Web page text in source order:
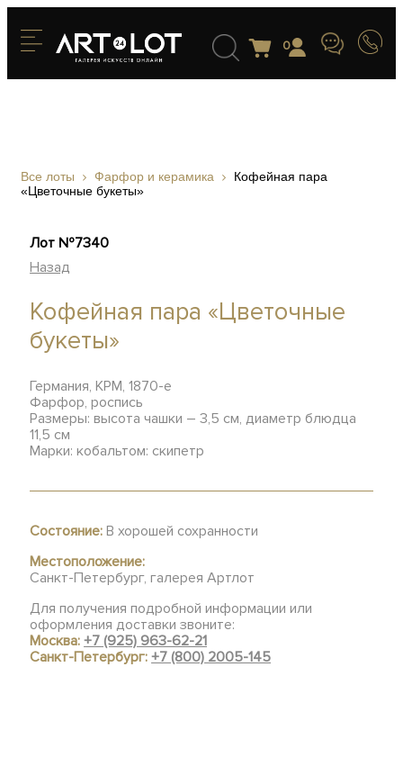
0
Все лоты Фарфор и керамика
Кофейная пара
«Цветочные букеты»
Лот №7340
Назад
Кофейная пара «Цветочные
букеты»
Германия, KPM, 1870-е
Фарфор, роспись
Размеры: высота чашки – 3,5 см, диаметр блюдца
11,5 см
Марки: кобальтом: скипетр
Состояние: В хорошей сохранности
Местоположение:
Санкт-Петербург, галерея Артлот
Для получения подробной информации или
оформления доставки звоните:
Москва:+7 (925) 963-62-21
Санкт-Петербург:+7 (800) 2005-145